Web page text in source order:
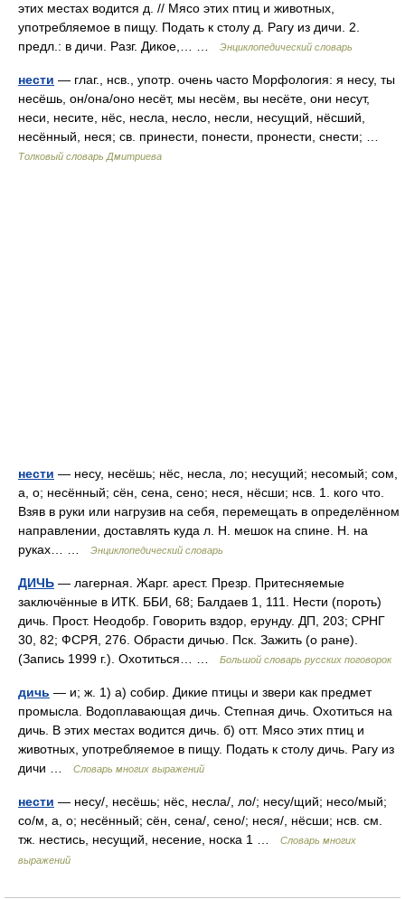
этих местах водится д. // Мясо этих птиц и животных,
употребляемое в пищу. Подать к столу д. Рагу из дичи. 2.
предл.: в дичи. Разг. Дикое,… …
Энциклопедический словарь
нести — глаг., нсв., употр. очень часто Морфология: я несу, ты
несёшь, он/она/оно несёт, мы несём, вы несёте, они несут,
неси, несите, нёс, несла, несло, несли, несущий, нёсший,
несённый, неся; св. принести, понести, пронести, снести; …
Толковый словарь Дмитриева
нести — несу, несёшь; нёс, несла, ло; несущий; несомый; сом,
а, о; несённый; сён, сена, сено; неся, нёсши; нсв. 1. кого что.
Взяв в руки или нагрузив на себя, перемещать в определённом
направлении, доставлять куда л. Н. мешок на спине. Н. на
руках… …
Энциклопедический словарь
ДИЧЬ — лагерная. Жарг. арест. Презр. Притесняемые
заключённые в ИТК. ББИ, 68; Балдаев 1, 111. Нести (пороть)
дичь. Прост. Неодобр. Говорить вздор, ерунду. ДП, 203; СРНГ
30, 82; ФСРЯ, 276. Обрасти дичью. Пск. Зажить (о ране).
(Запись 1999 г.). Охотиться… …
Большой словарь русских поговорок
дичь — и; ж. 1) а) собир. Дикие птицы и звери как предмет
промысла. Водоплавающая дичь. Степная дичь. Охотиться на
дичь. В этих местах водится дичь. б) отт. Мясо этих птиц и
животных, употребляемое в пищу. Подать к столу дичь. Рагу из
дичи …
Словарь многих выражений
нести — несу/, несёшь; нёс, несла/, ло/; несу/щий; несо/мый;
со/м, а, о; несённый; сён, сена/, сено/; неся/, нёсши; нсв. см.
тж. нестись, несущий, несение, носка 1 …
Словарь многих
выражений